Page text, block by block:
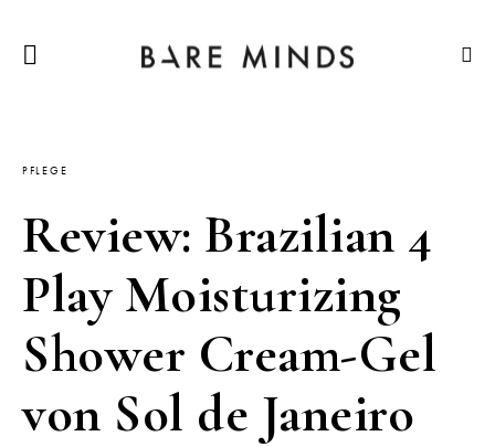
PFLEGE
Review: Brazilian 4
Play Moisturizing
Shower Cream-Gel
von Sol de Janeiro